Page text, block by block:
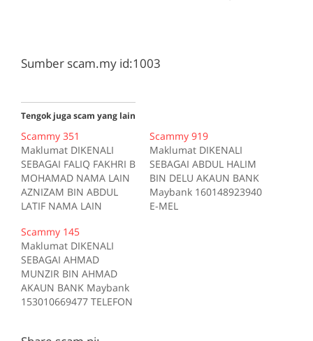
Sumber scam.my id:1003
Tengok juga scam yang lain
Scammy 351
Maklumat DIKENALI
SEBAGAI FALIQ FAKHRI B
MOHAMAD NAMA LAIN
AZNIZAM BIN ABDUL
LATIF NAMA LAIN
MOHAMMAD NAMA
LAIN FARID AFKAR BIN
MOHAMMAD NAMA
LAIN FATHIYATUL
SYUKRA BT
MOHAMMAD NAMA
Scammy 919
Maklumat DIKENALI
SEBAGAI ABDUL HALIM
BIN DELU AKAUN BANK
Maybank 160148923940
E-MEL
Scammy 145
Maklumat DIKENALI
SEBAGAI AHMAD
MUNZIR BIN AHMAD
AKAUN BANK Maybank
153010669477 TELEFON